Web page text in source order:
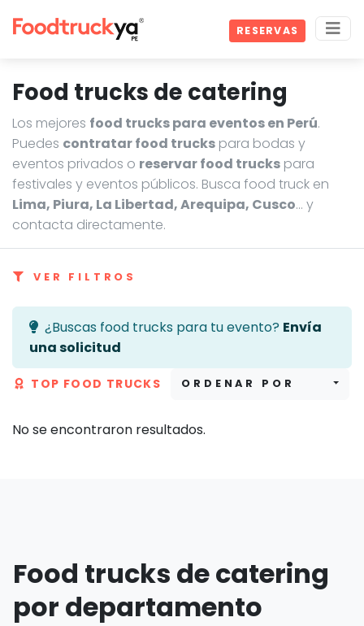
RESERVAS
Food trucks de catering
Los mejores food trucks para eventos en Perú.
Puedes contratar food trucks para bodas y
eventos privados o reservar food trucks para
festivales y eventos públicos. Busca food truck en
Lima, Piura, La Libertad, Arequipa, Cusco… y
contacta directamente.
VER FILTROS
¿Buscas food trucks para tu evento? Envía
una solicitud
TOP FOOD TRUCKS ORDENAR POR
No se encontraron resultados.
Food trucks de catering
por departamento